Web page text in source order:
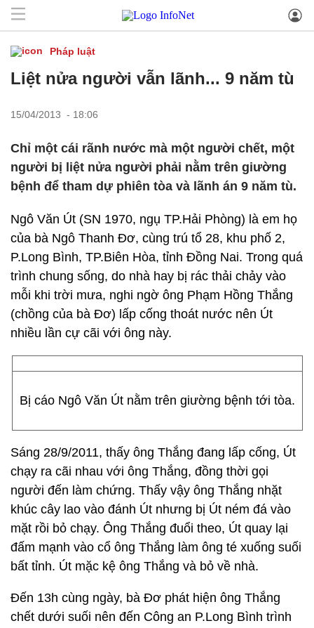
Pháp luật
Liệt nửa người vẫn lãnh... 9 năm tù
15/04/2013 - 18:06
Chỉ một cái rãnh nước mà một người chết, một
người bị liệt nửa người phải nằm trên giường
bệnh để tham dự phiên tòa và lãnh án 9 năm tù.
Ngô Văn Út (SN 1970, ngụ TP.Hải Phòng) là em họ
của bà Ngô Thanh Đơ, cùng trú tổ 28, khu phố 2,
P.Long Bình, TP.Biên Hòa, tỉnh Đồng Nai. Trong quá
trình chung sống, do nhà hay bị rác thải chảy vào
mỗi khi trời mưa, nghi ngờ ông Phạm Hồng Thắng
(chồng của bà Đơ) lấp cống thoát nước nên Út
nhiều lần cự cãi với ông này.
Bị cáo Ngô Văn Út nằm trên giường bệnh tới tòa.
Sáng 28/9/2011, thấy ông Thắng đang lấp cống, Út
chạy ra cãi nhau với ông Thắng, đồng thời gọi
người đến làm chứng. Thấy vậy ông Thắng nhặt
khúc cây lao vào đánh Út nhưng bị Út ném đá vào
mặt rồi bỏ chạy. Ông Thắng đuổi theo, Út quay lại
đấm mạnh vào cổ ông Thắng làm ông té xuống suối
bất tỉnh. Út mặc kệ ông Thắng và bỏ về nhà.
Đến 13h cùng ngày, bà Đơ phát hiện ông Thắng
chết dưới suối nên đến Công an P.Long Bình trình